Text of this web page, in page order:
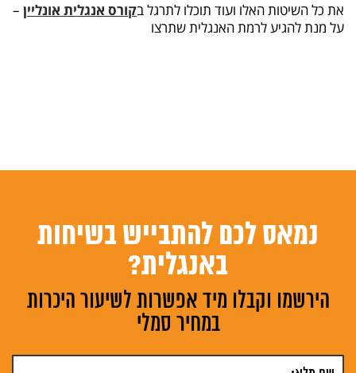
את כל השיטות האלו ועוד תוכלו לתרגל בקורס אנגלית אונליין –
על מנת להגיע לרמת האנגלית שתרצו
נמאס לכם להתבייש בשיחות
באנגלית?
הירשמו וקבלו מיד אפשרות לשיעור היכרות
במחיר סמלי